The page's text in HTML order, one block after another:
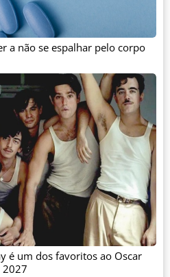
a não se espalhar pelo corpo
é um dos favoritos ao Oscar
2027